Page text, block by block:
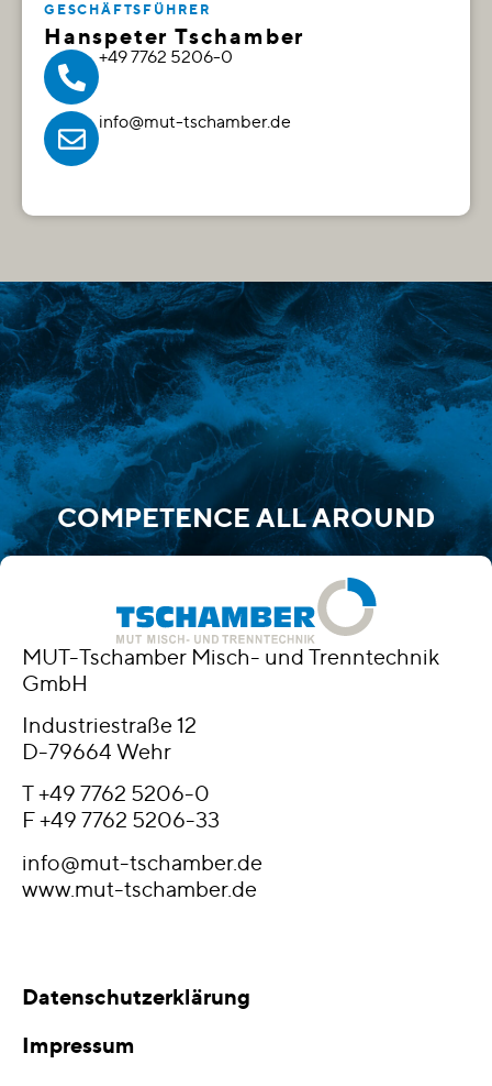
GESCHÄFTSFÜHRER
Hanspeter Tschamber
+49 7762 5206-0
info@mut-tschamber.de
COMPETENCE ALL AROUND
MUT-Tschamber Misch- und Trenntechnik
GmbH
Industriestraße 12
D-79664 Wehr
T+49 7762 5206-0
F +49 7762 5206-33
info@mut-tschamber.de
www.mut-tschamber.de
Datenschutzerklärung
Impressum